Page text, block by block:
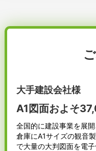
大手建設会社様
A1図面およそ
全国的に建設事業を展
倉庫にA1サイズの観音
で大量の大判図面を電